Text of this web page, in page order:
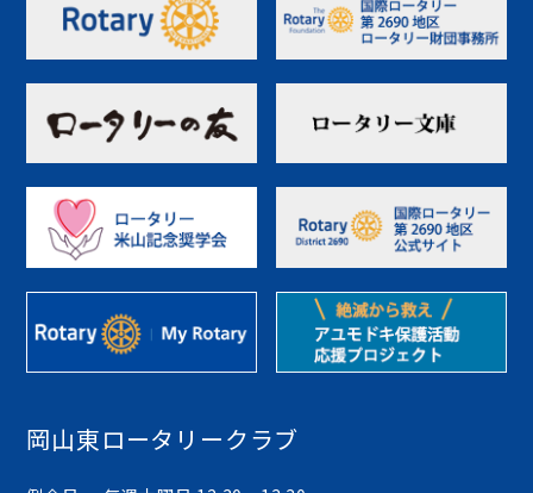
岡山東ロータリークラブ